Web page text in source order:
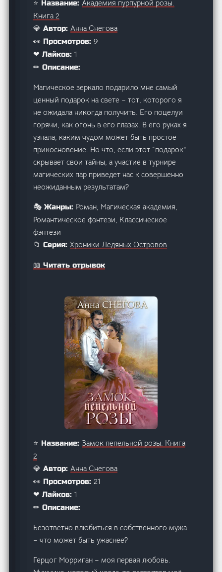
⭐ Название:Академия пурпурной розы.
Книга 2
💎 Автор:Анна Снегова
👀 Просмотров:9
❤ Лайков:1
✏ Описание:
Магическое зеркало подарило мне самый
ценный подарок на свете – тот, которого я
не ожидала никогда получить. Его поцелуи
горячи, как огонь в его глазах. В его руках я
узнала, каким чудом может быть простое
прикосновение. Но что, если этот “подарок”
скрывает свои тайны, а участие в турнире
магических пар приведет нас к совершенно
неожиданным результатам?
🎭 Жанры: Роман, Магическая академия,
Романтическое фэнтези, Классическое
фэнтези
📁 Серия:Хроники Ледяных Островов
📖 Читать отрывок
⭐ Название:Замок пепельной розы. Книга
2
💎 Автор:Анна Снегова
👀 Просмотров:21
❤ Лайков:1
✏ Описание:
Безответно влюбиться в собственного мужа
– что может быть ужаснее?
Герцог Морриган – моя первая любовь.